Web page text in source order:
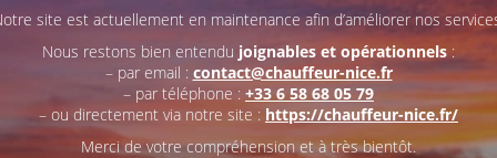
site est actuellement en maintenance afin d’améliorer nos
Nous restons bien entendu joignables et opérationnels :
– par email : contact@chauffeur-nice.fr
– par téléphone : +33 6 58 68 05 79
– ou directement via notre site : https://chauffeur-nice.fr/
Merci de votre compréhension et à très bientôt.